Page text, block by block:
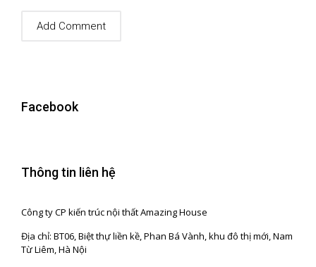
Facebook
Thông tin liên hệ
Công ty CP kiến trúc nội thất Amazing House
Địa chỉ: BT06, Biệt thự liền kề, Phan Bá Vành, khu đô thị mới, Nam
Từ Liêm, Hà Nội